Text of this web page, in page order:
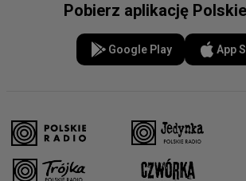
Pobierz aplikację
Google Play App